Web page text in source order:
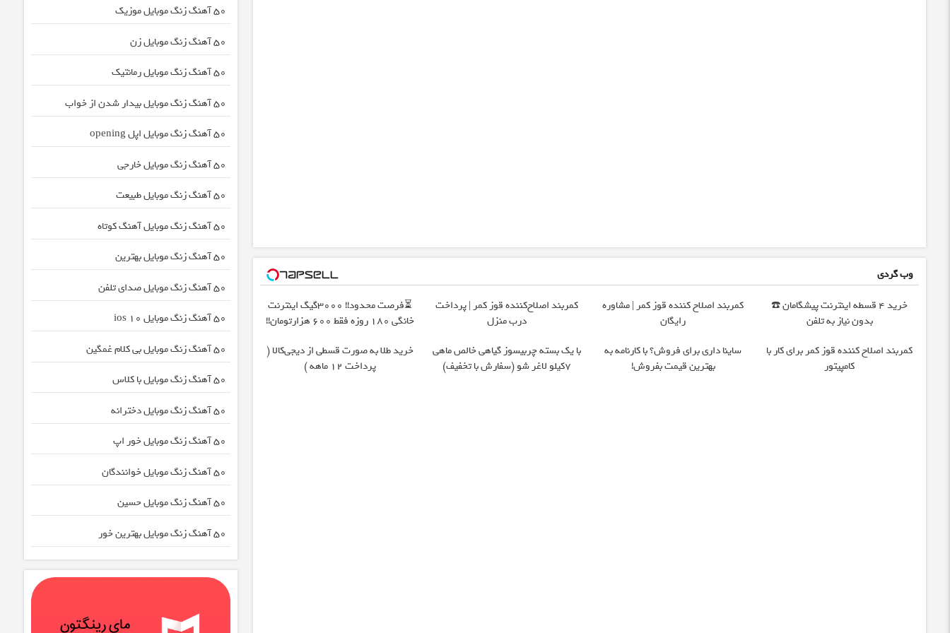
وب گردی
خرید 4 قسطه اینترنت پیشگامان ☎️
بدون نیاز به تلفن
کمربند اصلاح کننده قوز کمر | مشاوره
رایگان
کمربند اصلاح‌کننده قوز کمر | پرداخت
درب منزل
⏳فرصت محدود!! 3000گیگ اینترنت
خانگی 180 روزه فقط 600 هزارتومان!!
کمربند اصلاح کننده قوز کمر برای کار با
کامپیتور
ساینا داری برای فروش؟ با کارنامه به
بهترین قیمت بفروش!
با یک بسته چربیسوز گیاهی خالص ماهی
7کیلو لاغر شو (سفارش با تخفیف)
خرید طلا به صورت قسطی از دیجی‌کالا (
پرداخت 12 ماهه )
50 آهنگ زنگ موبایل موزیک
50 آهنگ زنگ موبایل زن
50 آهنگ زنگ موبایل رمانتیک
50 آهنگ زنگ موبایل بیدار شدن از خواب
50 آهنگ زنگ موبایل اپل opening
50 آهنگ زنگ موبایل خارجی
50 آهنگ زنگ موبایل طبیعت
50 آهنگ زنگ موبایل آهنگ کوتاه
50 آهنگ زنگ موبایل بهترین
50 آهنگ زنگ موبایل صدای تلفن
50 آهنگ زنگ موبایل ios 10
50 آهنگ زنگ موبایل بی کلام غمگین
50 آهنگ زنگ موبایل با کلاس
50 آهنگ زنگ موبایل دخترانه
50 آهنگ زنگ موبایل خور اپ
50 آهنگ زنگ موبایل خوانندگان
50 آهنگ زنگ موبایل حسین
50 آهنگ زنگ موبایل بهترین خور